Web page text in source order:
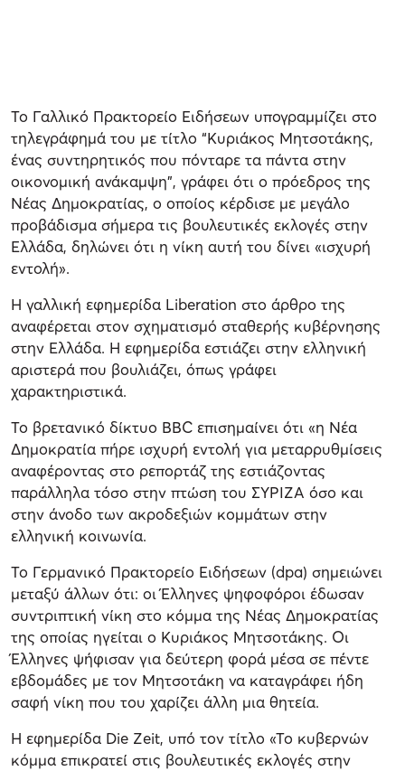
Το Γαλλικό Πρακτορείο Ειδήσεων υπογραμμίζει στο
τηλεγράφημά του με τίτλο “Κυριάκος Μητσοτάκης,
ένας συντηρητικός που πόνταρε τα πάντα στην
οικονομική ανάκαμψη”, γράφει ότι ο πρόεδρος της
Νέας Δημοκρατίας, ο οποίος κέρδισε με μεγάλο
προβάδισμα σήμερα τις βουλευτικές εκλογές στην
Ελλάδα, δηλώνει ότι η νίκη αυτή του δίνει «ισχυρή
εντολή».
Η γαλλική εφημερίδα Liberation στο άρθρο της
αναφέρεται στον σχηματισμό σταθερής κυβέρνησης
στην Ελλάδα. Η εφημερίδα εστιάζει στην ελληνική
αριστερά που βουλιάζει, όπως γράφει
χαρακτηριστικά.
Το βρετανικό δίκτυο BBC επισημαίνει ότι «η Nέα
Δημοκρατία πήρε ισχυρή εντολή για μεταρρυθμίσεις
αναφέροντας στο ρεπορτάζ της εστιάζοντας
παράλληλα τόσο στην πτώση του ΣΥΡΙΖΑ όσο και
στην άνοδο των ακροδεξιών κομμάτων στην
ελληνική κοινωνία.
Το Γερμανικό Πρακτορείο Ειδήσεων (dpa) σημειώνει
μεταξύ άλλων ότι: οι Έλληνες ψηφοφόροι έδωσαν
συντριπτική νίκη στο κόμμα της Νέας Δημοκρατίας
της οποίας ηγείται ο Κυριάκος Μητσοτάκης. Οι
Έλληνες ψήφισαν για δεύτερη φορά μέσα σε πέντε
εβδομάδες με τον Μητσοτάκη να καταγράφει ήδη
σαφή νίκη που του χαρίζει άλλη μια θητεία.
Η εφημερίδα Die Zeit, υπό τον τίτλο «Το κυβερνών
κόμμα επικρατεί στις βουλευτικές εκλογές στην